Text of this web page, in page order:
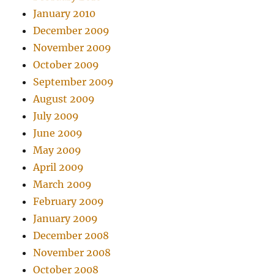
January 2010
December 2009
November 2009
October 2009
September 2009
August 2009
July 2009
June 2009
May 2009
April 2009
March 2009
February 2009
January 2009
December 2008
November 2008
October 2008